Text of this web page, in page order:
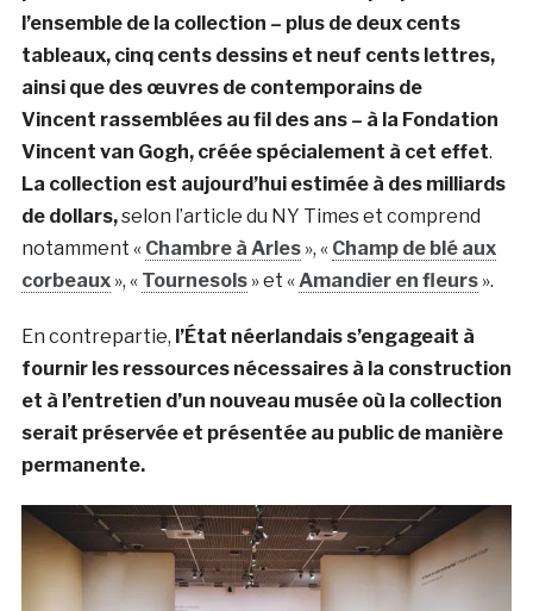
l’ensemble de la collection – plus de deux cents
tableaux, cinq cents dessins et neuf cents lettres,
ainsi que des œuvres de contemporains de
Vincent rassemblées au fil des ans – à la Fondation
Vincent van Gogh, créée spécialement à cet effet.
La collection est aujourd’hui estimée à des milliards
de dollars,selon l’article du NY Times et comprend
notamment « Chambre à Arles», « Champ de blé aux
corbeaux», « Tournesols» et « Amandier en fleurs».
En contrepartie, l’État néerlandais s’engageait à
fournir les ressources nécessaires à la construction
et à l’entretien d’un nouveau musée où la collection
serait préservée et présentée au public de manière
permanente.